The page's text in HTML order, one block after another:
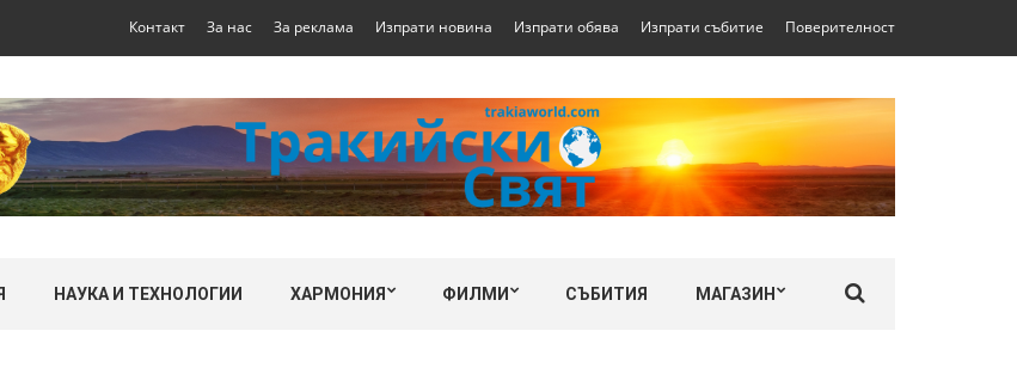
Контакт За нас За реклама Изпрати новина Изпрати обява Изпрати събитие Поверителност
НАУКА И ТЕХНОЛОГИИ ХАРМОНИЯ ФИЛМИ СЪБИТИЯ МАГАЗИН